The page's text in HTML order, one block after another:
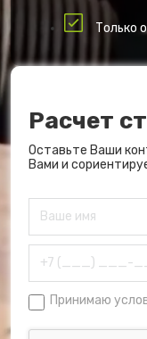
Только
Расчет
Оставьте Ваши
Вами и
Принимаю